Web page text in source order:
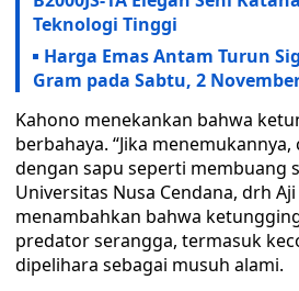
Teknologi Tinggi
Harga Emas Antam Turun
Gram pada Sabtu, 2
Kahono menekankan bahwa
berbahaya. “Jika
dengan sapu seperti membuang
Universitas Nusa Cendana, drh
menambahkan bahwa
predator serangga, termasuk
dipelihara sebagai musuh alami.